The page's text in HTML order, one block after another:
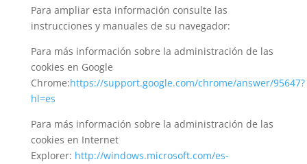
Para ampliar esta información consulte las
instrucciones y manuales de su navegador:
Para más información sobre la administración de las
cookies en Google
Chrome:https://support.google.com/chrome/answer/95647?
hl=es
Para más información sobre la administración de las
cookies en Internet
Explorer: http://windows.microsoft.com/es-